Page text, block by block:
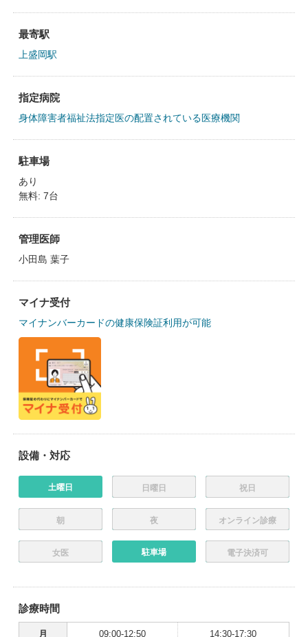
最寄駅
上盛岡駅
指定病院
身体障害者福祉法指定医の配置されている医療機関
駐車場
あり
無料: 7台
管理医師
小田島 葉子
マイナ受付
マイナンバーカードの健康保険証利用が可能
設備・対応
土曜日 日曜日 祝日
朝 夜 オンライン診療
女医 駐車場 電子決済可
診療時間
月 09:00-12:50 14:30-17:30